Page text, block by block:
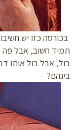
כזו יש חשיבות
חשוב, אבל פה אף
אבל בול אותו